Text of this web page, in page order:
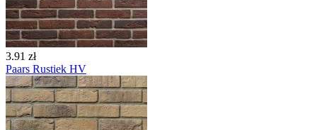
3.91 zł
Paars Rustiek HV